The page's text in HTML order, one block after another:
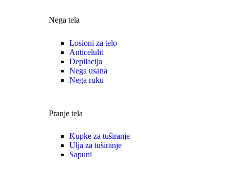
Nega tela
Losioni za telo
Anticelulit
Depilacija
Nega usana
Nega ruku
Pranje tela
Kupke za tuširanje
Ulja za tuširanje
Sapuni